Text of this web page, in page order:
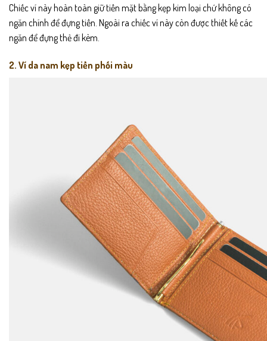
Chiếc ví này hoàn toàn giữ tiền mặt bằng kẹp kim loại chứ không có
ngăn chính để đựng tiền. Ngoài ra chiếc ví này còn được thiết kế các
ngăn để đựng thẻ đi kèm.
2. Ví da nam kẹp tiền phối màu